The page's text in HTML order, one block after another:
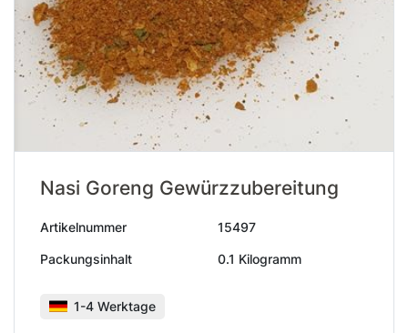
Nasi Goreng Gewürzzubereitung
Artikelnummer 15497
Packungsinhalt 0.1 Kilogramm
1-4 Werktage